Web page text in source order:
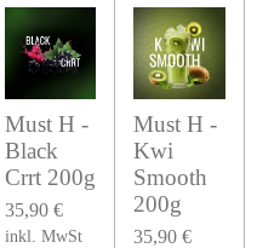
Must H -
Black
Crrt 200g
35,90 €
inkl. MwSt
Must H -
Kwi
Smooth
200g
35,90 €